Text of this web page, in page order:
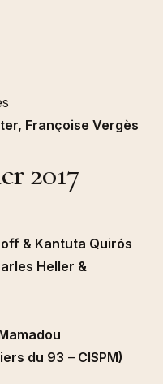
Françoise Vergès
2017
& Kantuta Quirós
Heller &
du 93 –CISPM)